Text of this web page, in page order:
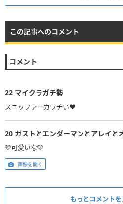
この記事へのコメント
コメント
22 マイクラガチ勢
スニッファーカワチい❤️
20 ガストとエンダーマンとアレイと
🩷可愛いな🩷
画像を開く
もっとコメント